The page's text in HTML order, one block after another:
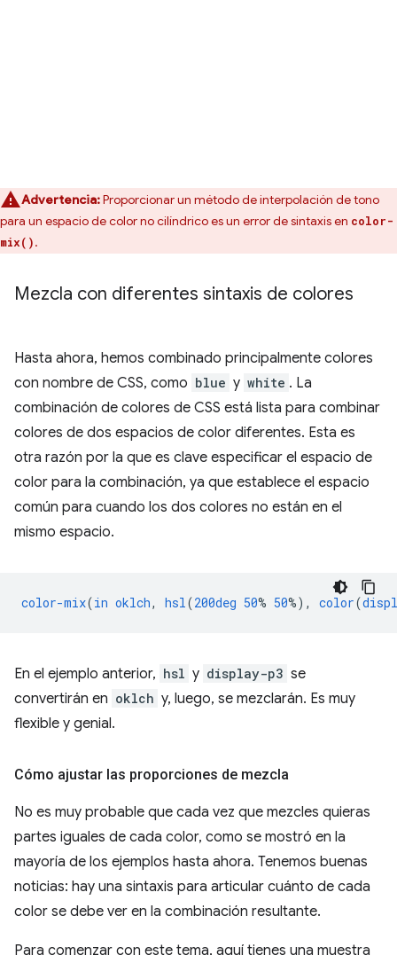
Advertencia:Proporcionar un método de interpolación de tono
para un espacio de color no cilíndrico es un error de sintaxis en color-
mix().
Mezcla con diferentes sintaxis de colores
Hasta ahora, hemos combinado principalmente colores
con nombre de CSS, como blue y white . La
combinación de colores de CSS está lista para combinar
colores de dos espacios de color diferentes. Esta es
otra razón por la que es clave especificar el espacio de
color para la combinación, ya que establece el espacio
común para cuando los dos colores no están en el
mismo espacio.
color-mix(in oklch, hsl(200deg 50% 50%), color(
En el ejemplo anterior, hsl y display-p3 se
convertirán en oklch y, luego, se mezclarán. Es muy
flexible y genial.
Cómo ajustar las proporciones de mezcla
No es muy probable que cada vez que mezcles quieras
partes iguales de cada color, como se mostró en la
mayoría de los ejemplos hasta ahora. Tenemos buenas
noticias: hay una sintaxis para articular cuánto de cada
color se debe ver en la combinación resultante.
Para comenzar con este tema, aquí tienes una muestra